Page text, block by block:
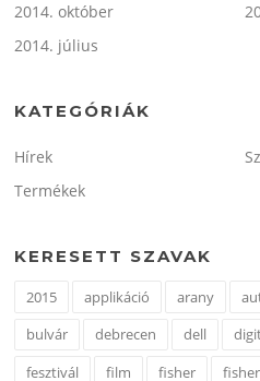
2014. október
2014. július
KATEGÓRIÁK
Hírek
Termékek
KERESETT SZAVAK
2015 applikáció arany
bulvár
debrecen dell
fesztivál
film fisher